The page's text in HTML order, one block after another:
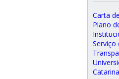
Carta
Plano
Serviço
Catarina